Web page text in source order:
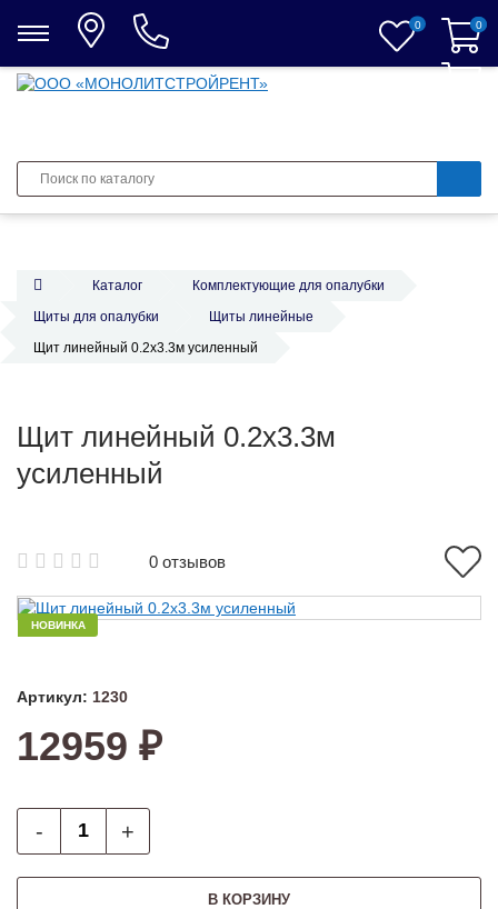
0 0
0
Каталог
Комплектующие для опалубки
Щиты для опалубки
Щиты линейные
Щит линейный 0.2х3.3м усиленный
Щит линейный 0.2х3.3м
усиленный
0 отзывов
НОВИНКА
Артикул: 1230
12959 ₽
- +
В КОРЗИНУ